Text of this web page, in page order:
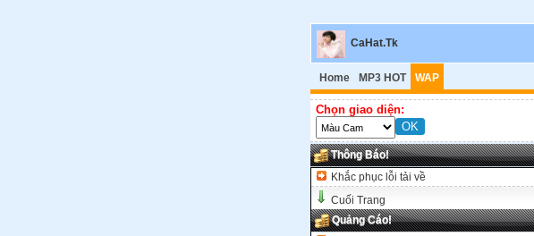
CaHat.Tk
Home MP3 HOT WAP
Chọn giao diện:
Thông Báo!
Khắc phục lỗi tải về
Cuối Trang
Quảng Cáo!